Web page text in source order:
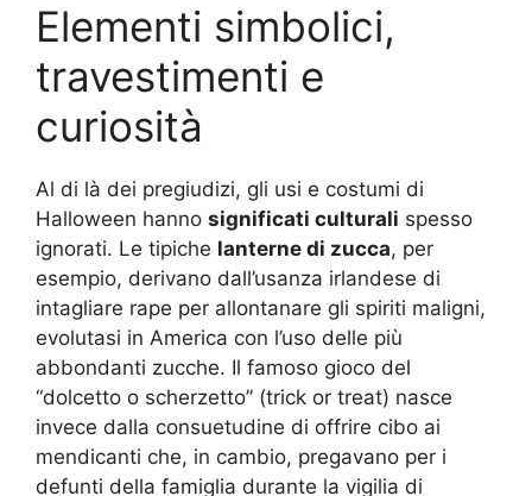
Elementi simbolici,
travestimenti e
curiosità
Al di là dei pregiudizi, gli usi e costumi di
Halloween hanno significati culturali spesso
ignorati. Le tipiche lanterne di zucca, per
esempio, derivano dall’usanza irlandese di
intagliare rape per allontanare gli spiriti maligni,
evolutasi in America con l’uso delle più
abbondanti zucche. Il famoso gioco del
“dolcetto o scherzetto” (trick or treat) nasce
invece dalla consuetudine di offrire cibo ai
mendicanti che, in cambio, pregavano per i
defunti della famiglia durante la vigilia di